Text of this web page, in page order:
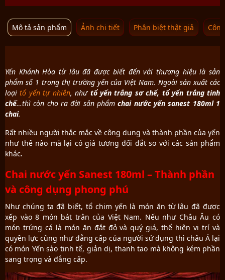
Mô tả sản phẩm Ảnh chi tiết Phân biệt thật giả
Yến Khánh Hòa từ lâu đã được biết đến với thương hiệu là sản
phẩm số 1 trong thị trường yến của Việt Nam. Ngoài sản xuất các
loạitổ yến tự nhiên, như tổ yến trắng sơ chế, tổ yến trắng tinh
chế…thì còn cho ra đời sản phẩmchai nước yến sanest 180ml 1
chai.
Rất nhiều người thắc mắc về công dụng và thành phần của yến
như thế nào mà lại có giá tương đối đắt so với các sản phẩm
khác.
Chai nước yến Sanest 180ml – Thành phần
và công dụng phong phú
Như chúng ta đã biết, tổ chim yến là món ăn từ lâu đã được
xếp vào 8 món bát trân của Việt Nam. Nếu như Châu Âu có
món trứng cá là món ăn đắt đỏ và quý giá, thể hiện vị trí và
quyền lực cũng như đẳng cấp của người sử dụng thì châu Á lại
có món Yến sào tinh tế, giản dị, thanh tao mà không kém phần
sang trọng và đẳng cấp.